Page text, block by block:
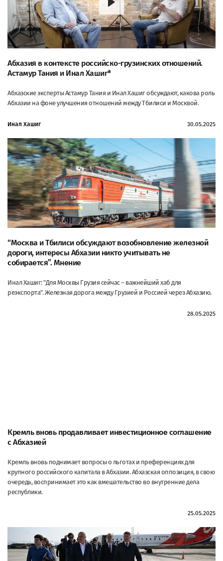
Абхазия в контексте российско-грузинских отношений.
Астамур Тания и Инал Хашиг*
Абхазские эксперты Астамур Тания и Инал Хашиг обсуждают, какова роль
Абхазии на фоне улучшения отношений между Тбилиси и Москвой.
Инал Хашиг 30.05.2025
“Москва и Тбилиси обсуждают возобновление железной
дороги, интересы Абхазии никто учитывать не
собирается”. Мнение
Инал Хашиг: "Для Москвы Грузия сейчас – важнейший хаб для
реэкспорта". Железная дорога между Грузией и Россией через Абхазию.
28.05.2025
Кремль вновь продавливает инвестиционное соглашение
с Абхазией
Кремль вновь поднимает вопросы о льготах и преференциях для
крупного российского капитала в Абхазии. Абхазская оппозиция, в свою
очередь, воспринимает это как вмешательство во внутренние дела
республики.
25.05.2025